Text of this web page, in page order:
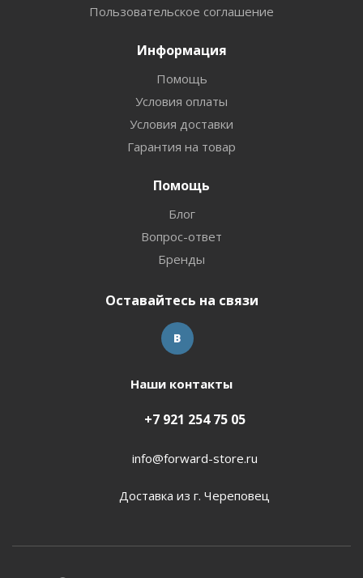
Пользовательское соглашение
Информация
Помощь
Условия оплаты
Условия доставки
Гарантия на товар
Помощь
Блог
Вопрос-ответ
Бренды
Оставайтесь на связи
Наши контакты
+7 921 254 75 05
info@forward-store.ru
Доставка из г. Череповец